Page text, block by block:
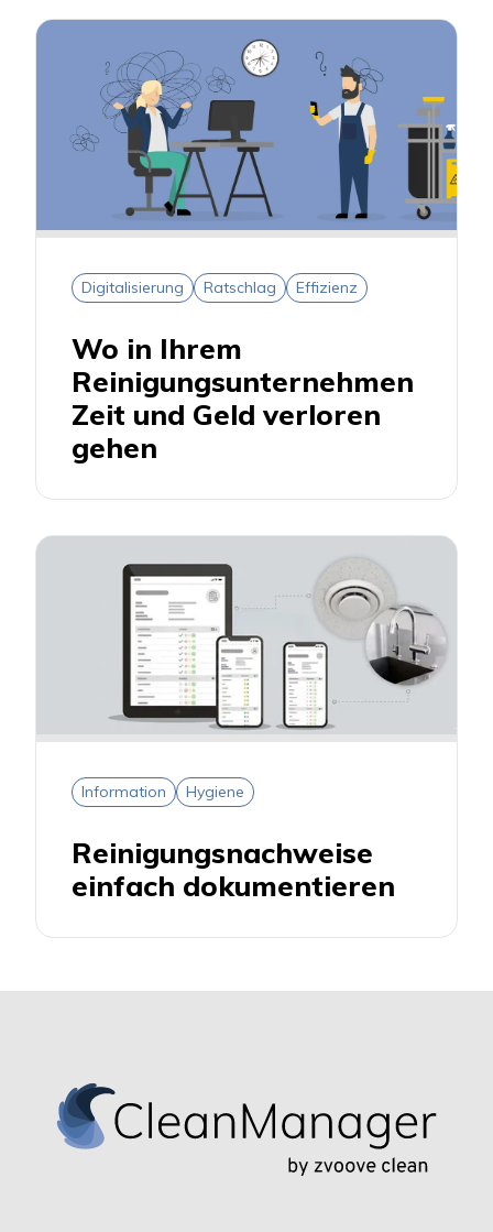
Digitalisierung Ratschlag Effizienz
Wo in Ihrem
Reinigungsunternehmen
Zeit und Geld verloren
gehen
Information Hygiene
Reinigungsnachweise
einfach dokumentieren